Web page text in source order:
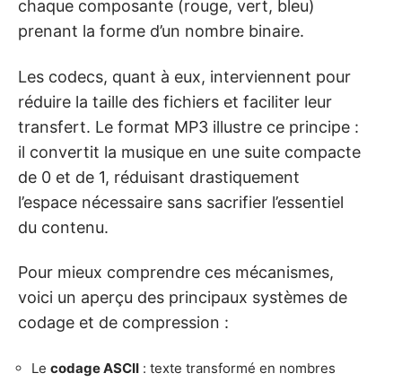
chaque composante (rouge, vert, bleu)
prenant la forme d’un nombre binaire.
Les codecs, quant à eux, interviennent pour
réduire la taille des fichiers et faciliter leur
transfert. Le format MP3 illustre ce principe :
il convertit la musique en une suite compacte
de 0 et de 1, réduisant drastiquement
l’espace nécessaire sans sacrifier l’essentiel
du contenu.
Pour mieux comprendre ces mécanismes,
voici un aperçu des principaux systèmes de
codage et de compression :
Le codage ASCII : texte transformé en nombres